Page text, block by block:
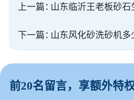
上一篇：山东临沂王老板砂石
下一篇：山东风化砂洗砂机多
前20名留言，享额外特